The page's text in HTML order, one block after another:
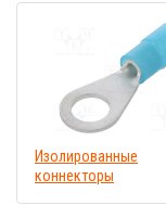
Изолированные
коннекторы